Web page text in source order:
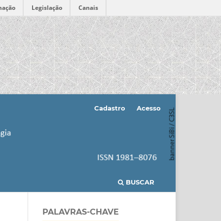
Legislação Canais
BUSCAR
Cadastro Acesso
PALAVRAS-CHAVE